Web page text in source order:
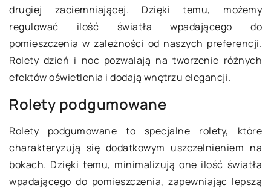
drugiej zaciemniającej. Dzięki temu, możemy
regulować ilość światła wpadającego do
pomieszczenia w zależności od naszych preferencji.
Rolety dzień i noc pozwalają na tworzenie różnych
efektów oświetlenia i dodają wnętrzu elegancji.
Rolety podgumowane
Rolety podgumowane to specjalne rolety, które
charakteryzują się dodatkowym uszczelnieniem na
bokach. Dzięki temu, minimalizują one ilość światła
wpadającego do pomieszczenia, zapewniając lepszą